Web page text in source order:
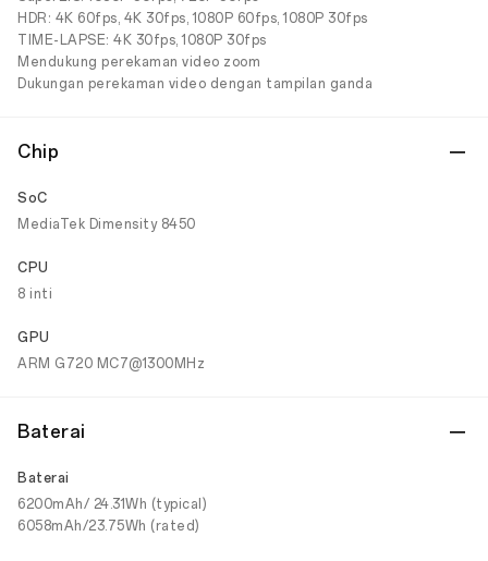
HDR: 4K 60fps, 4K 30fps, 1080P 60fps, 1080P 30fps
TIME-LAPSE: 4K 30fps, 1080P 30fps
Mendukung perekaman video zoom
Dukungan perekaman video dengan tampilan ganda
Chip
SoC
MediaTek Dimensity 8450
CPU
8 inti
GPU
ARM G720 MC7@1300MHz
Baterai
Baterai
6200mAh/ 24.31Wh (typical)
6058mAh/23.75Wh (rated)